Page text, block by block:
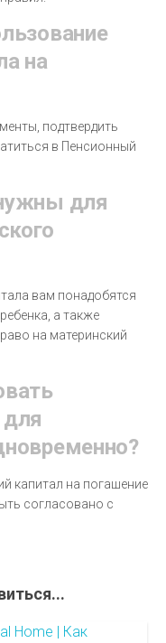
на
подтвердить
в Пенсионный
для
вам понадобятся
а также
на материнский
для
капитал на погашение
согласовано с